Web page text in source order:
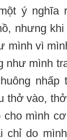
ý nghĩa
nhưng
mình vì
như mình
nhấp
thở vào,
cho mình
chỉ do